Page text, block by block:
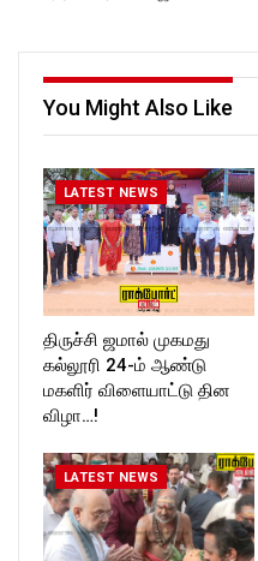
https://www.youtube.com/@r
https://www.facebook.com/R
ockforttimes
Follow us on:
https://www.instagram.com/ro
Follow us on:
https://twitter.com/ROCKFOR
T_TIMESC
You Might Also Like
LATEST NEWS
திருச்சி ஜமால் முகமது
கல்லூரி 24-ம் ஆண்டு
மகளிர் விளையாட்டு தின
விழா…!
LATEST NEWS